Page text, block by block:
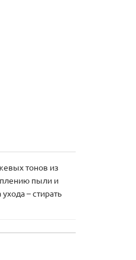
тонов из
пыли и
– стирать